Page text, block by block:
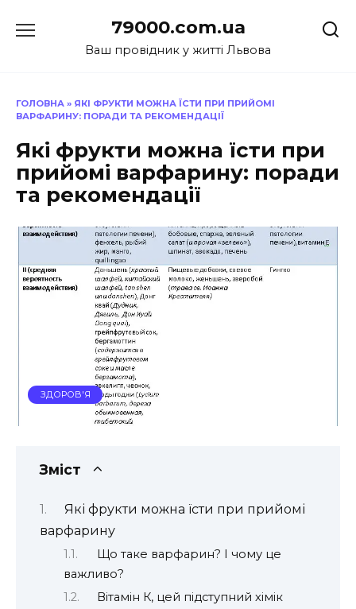
до
79000.com.ua
Ваш провідник у житті Львова
ГОЛОВНА » ЯКІ ФРУКТИ МОЖНА ЇСТИ ПРИ ПРИЙОМІ
ВАРФАРИНУ: ПОРАДИ ТА РЕКОМЕНДАЦІЇ
Які фрукти можна їсти при
прийомі варфарину: поради
та рекомендації
ЗДОРОВ'Я
Зміст
Які фрукти можна їсти при прийомі
варфарину
Що таке варфарин? І чому це
важливо?
Вітамін К, цей підступний хімік